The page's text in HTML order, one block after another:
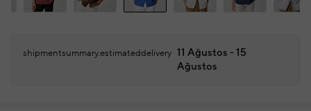
shipmentsummary.estimateddelivery 11 Ağustos - 15
Ağustos